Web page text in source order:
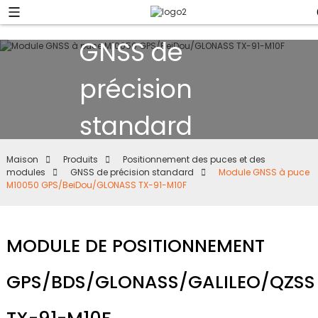
GNSS de
précision
standard
Maison Produits
Positionnement des puces et des
modules
GNSS de précision standard
Module GNSS à puce
M10050 GPS/BeiDou/GLONASS TX-91-M10F
MODULE DE POSITIONNEMENT
GPS/BDS/GLONASS/GALILEO/QZSS